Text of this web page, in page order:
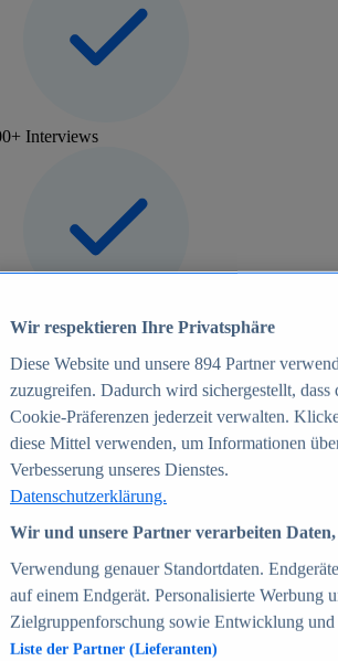
Interviews
Marken
entdecken
Insights
zu mehr als 39.000 Online-Shops
70+
Shop
Wir respektieren Ihre Privatsphäre
Diese Website und unsere 894 Partner
zuzugreifen. Dadurch wird sichergestellt,
Cookie-Präferenzen jederzeit verwalten.
diese Mittel verwenden, um Informationen
Verbesserung unseres Dienstes.
Datenschutzerklärung.
Wir und unsere Partner verarbeiten
Verwendung genauer Standortdaten.
auf einem Endgerät. Personalisierte Werbung
Zielgruppenforschung sowie Entwicklung
Liste der Partner (Lieferanten)